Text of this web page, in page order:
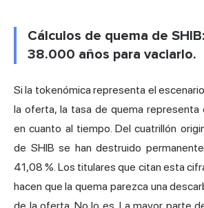
Cálculos de quema de
38.000 años para vaciarlo.
Si la tokenómica representa el
la oferta, la tasa de quema representa
en cuanto al tiempo. Del cuatrillón
de SHIB se han destruido
41,08 %. Los titulares que citan esta
hacen que la quema parezca una